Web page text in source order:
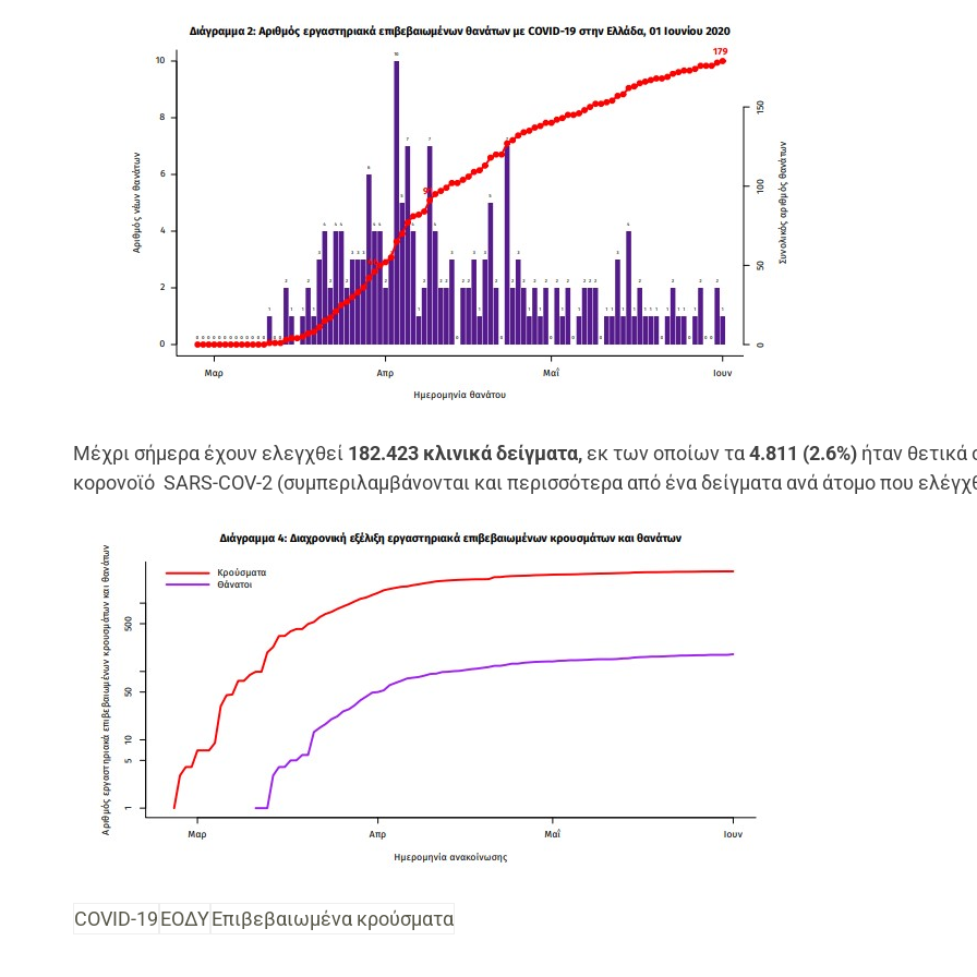
Μέχρι σήμερα έχουν ελεγχθεί 182.423 κλινικά δείγματα, εκ των οποίων τα4.811 (2.6%) ήταν θετικά
κορoνοϊό SARS-COV-2 (συμπεριλαμβάνονται και περισσότερα από ένα δείγματα ανά άτομο που
COVID-19ΕΟΔΥΕπιβεβαιωμένα κρούσματα